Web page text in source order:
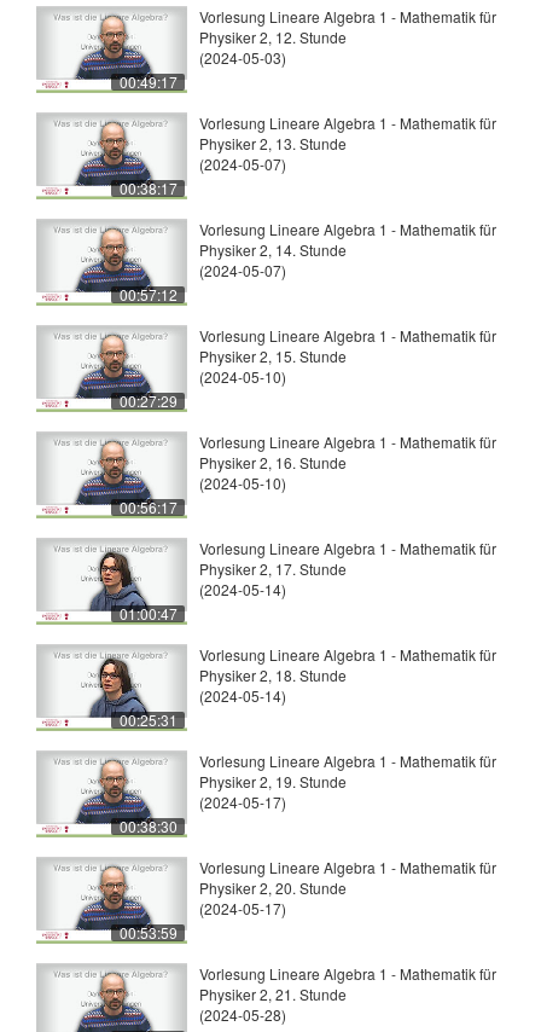
00:49:17
Vorlesung Lineare Algebra 1 - Mathematik für
Physiker 2, 12. Stunde
(2024-05-03)
00:38:17
Vorlesung Lineare Algebra 1 - Mathematik für
Physiker 2, 13. Stunde
(2024-05-07)
00:57:12
Vorlesung Lineare Algebra 1 - Mathematik für
Physiker 2, 14. Stunde
(2024-05-07)
00:27:29
Vorlesung Lineare Algebra 1 - Mathematik für
Physiker 2, 15. Stunde
(2024-05-10)
00:56:17
Vorlesung Lineare Algebra 1 - Mathematik für
Physiker 2, 16. Stunde
(2024-05-10)
01:00:47
Vorlesung Lineare Algebra 1 - Mathematik für
Physiker 2, 17. Stunde
(2024-05-14)
00:25:31
Vorlesung Lineare Algebra 1 - Mathematik für
Physiker 2, 18. Stunde
(2024-05-14)
00:38:30
Vorlesung Lineare Algebra 1 - Mathematik für
Physiker 2, 19. Stunde
(2024-05-17)
00:53:59
Vorlesung Lineare Algebra 1 - Mathematik für
Physiker 2, 20. Stunde
(2024-05-17)
Vorlesung Lineare Algebra 1 - Mathematik für
Physiker 2, 21. Stunde
(2024-05-28)